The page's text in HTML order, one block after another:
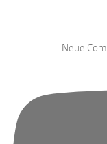
Neue